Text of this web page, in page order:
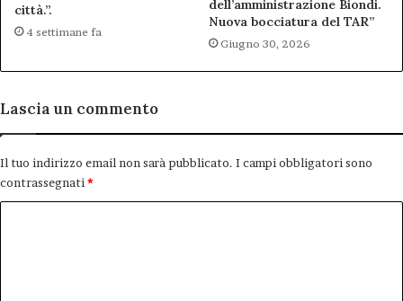
città.”.
4 settimane fa
dell’amministrazione Biondi.
Nuova bocciatura del TAR”
Giugno 30, 2026
Lascia un commento
Il tuo indirizzo email non sarà pubblicato. I campi obbligatori sono
contrassegnati*